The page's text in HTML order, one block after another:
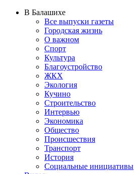
В Балашихе
Все выпуски газеты
Городская жизнь
О важном
Спорт
Культура
Благоустройство
ЖКХ
Экология
Кучино
Строительство
Интервью
Экономика
Общество
Происшествия
Транспорт
История
Социальные инициативы